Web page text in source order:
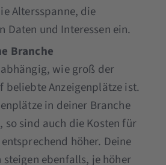
Altersspanne, die
Daten und Interessen ein.
Branche
wie groß der
beliebte Anzeigenplätze ist.
in deiner Branche
sind auch die Kosten für
höher. Deine
steigen ebenfalls, je höher